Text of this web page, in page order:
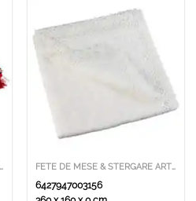
ARTIZANALE FETE DE MESE & STERGARE ARTIZANALE
6427947003156